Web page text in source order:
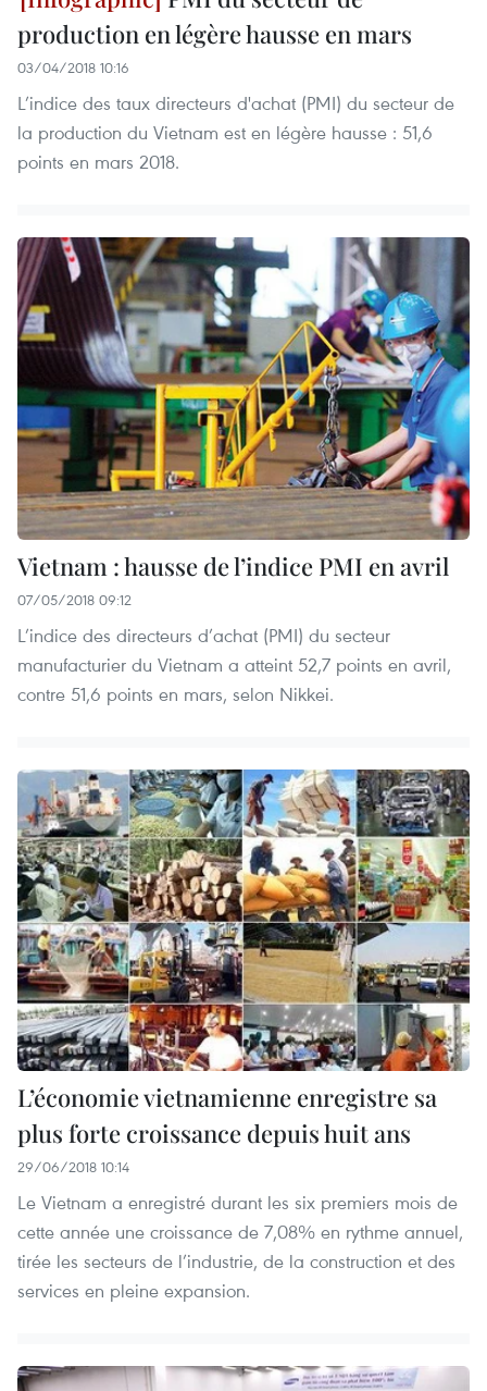
production en légère hausse en mars
03/04/2018 10:16
L’indice des taux directeurs d'achat (PMI) du secteur de
la production du Vietnam est en légère hausse : 51,6
points en mars 2018.
Vietnam : hausse de l’indice PMI en avril
07/05/2018 09:12
L’indice des directeurs d’achat (PMI) du secteur
manufacturier du Vietnam a atteint 52,7 points en avril,
contre 51,6 points en mars, selon Nikkei.
L’économie vietnamienne enregistre sa
plus forte croissance depuis huit ans
29/06/2018 10:14
Le Vietnam a enregistré durant les six premiers mois de
cette année une croissance de 7,08% en rythme annuel,
tirée les secteurs de l’industrie, de la construction et des
services en pleine expansion.